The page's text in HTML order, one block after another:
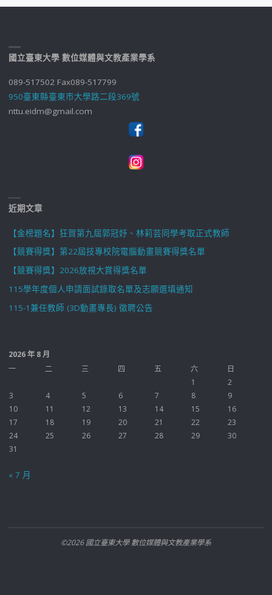
國立臺東大學 數位媒體與文教產業學系
089-517502 Fax089-517799
950臺東縣臺東市大學路二段369號
nttu.eidm@gmail.com
近期文章
【金榜題名】狂賀第九屆郭冠妤、林莉芸同學考取正式教師
【競賽得獎】第22屆技專校院電腦動畫競賽得獎名單
【競賽得獎】2026放視大賞得獎名單
115學年度個人申請面試錄取名單及志願選填通知
115-1兼任教師 (3D動畫專長) 徵聘公告
2026 年 8 月
一
二 三 四 五 六
日
1
2
3
4 5 6 7 8
9
10
11 12 13 14 15
16
17
18 19 20 21 22
23
24
25 26 27 28 29
30
31
« 7 月
©2026 國立臺東大學 數位媒體與文教產業學系